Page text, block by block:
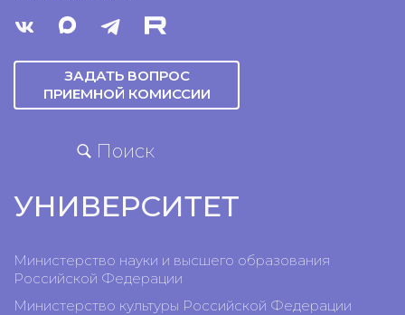
ЗАДАТЬ ВОПРОС
ПРИЕМНОЙ КОМИССИИ
Поиск
УНИВЕРСИТЕТ
Министерство науки и высшего образования
Российской Федерации
Министерство культуры Российской Федерации